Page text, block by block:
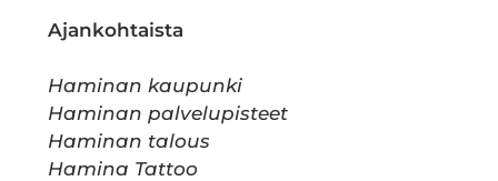
Ajankohtaista
Haminan kaupunki
Haminan palvelupisteet
Haminan talous
Hamina Tattoo